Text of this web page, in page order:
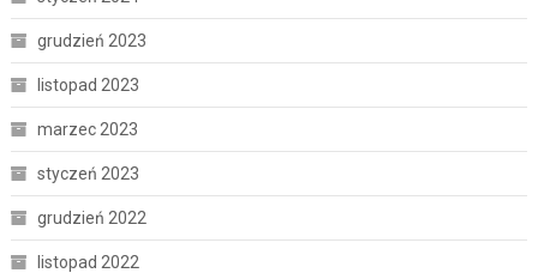
grudzień 2023
listopad 2023
marzec 2023
styczeń 2023
grudzień 2022
listopad 2022